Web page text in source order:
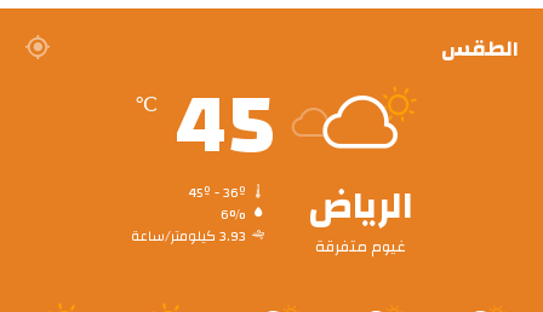
الطقس
الرياض
غيوم متفرقة
45
℃
6%
3.93 كيلومتر/ساعة